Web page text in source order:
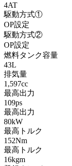
4AT
駆動方式①
OP設定
駆動方式②
OP設定
燃料タンク容量
43L
排気量
1,597cc
最高出力
109ps
最高出力
80kW
最高トルク
152Nm
最高トルク
16kgm